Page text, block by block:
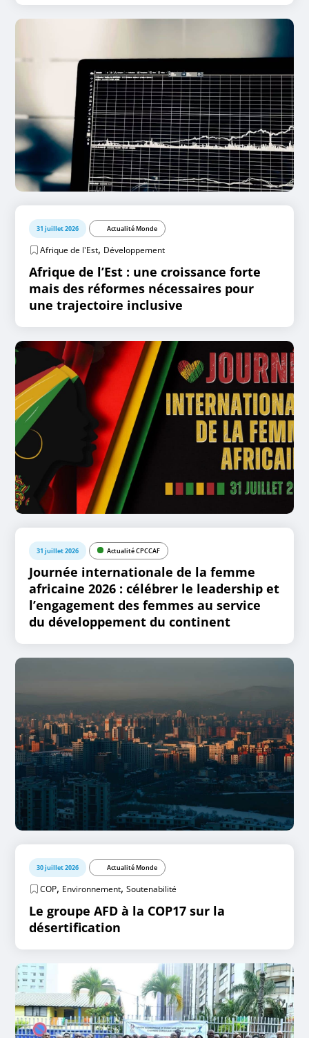
31 juillet 2026 Actualité Monde
Afrique de l'Est, Développement
Afrique de l’Est : une croissance forte
mais des réformes nécessaires pour
une trajectoire inclusive
31 juillet 2026 Actualité CPCCAF
Journée internationale de la femme
africaine 2026 : célébrer le leadership et
l’engagement des femmes au service
du développement du continent
30 juillet 2026 Actualité Monde
COP, Environnement,Soutenabilité
Le groupe AFD à la COP17 sur la
désertification